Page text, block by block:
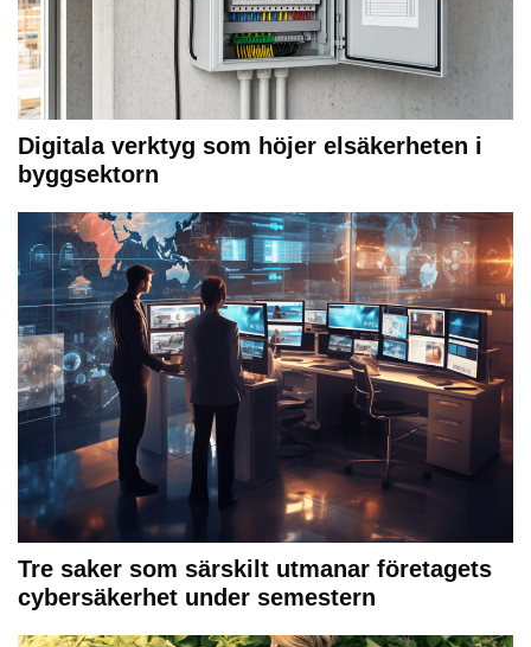
Digitala verktyg som höjer elsäkerheten i
byggsektorn
Tre saker som särskilt utmanar företagets
cybersäkerhet under semestern